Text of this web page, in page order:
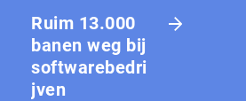
Ruim 13.000
banen weg bij
softwarebedri
jven